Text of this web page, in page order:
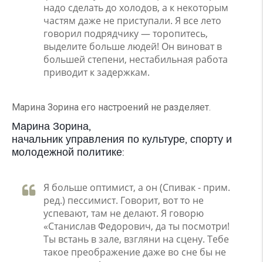
надо сделать до холодов, а к некоторым
частям даже не приступали. Я все лето
говорил подрядчику — торопитесь,
выделите больше людей! Он виноват в
большей степени, нестабильная работа
приводит к задержкам.
Марина Зорина его настроений не разделяет.
Марина Зорина,
начальник управления по культуре, спорту и
молодежной политике:
Я больше оптимист, а он (Спивак - прим.
ред.) пессимист. Говорит, вот то не
успевают, там не делают. Я говорю
«Станислав Федорович, да ты посмотри!
Ты встань в зале, взгляни на сцену. Тебе
такое преображение даже во сне бы не